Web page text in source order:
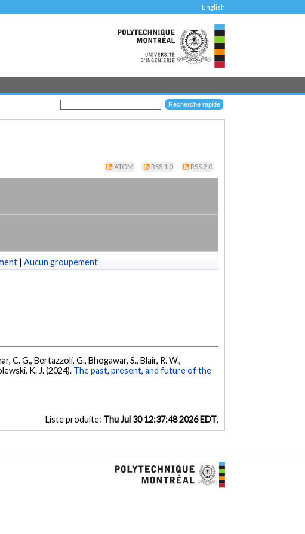
English
ATOM RSS 1.0 RSS 2.0
| Aucun groupement
C. G., Bertazzoli, G., Bhogawar, S., Blair, R. W.,
K. J. (2024). The past, present, and future of the
Liste produite: Thu Jul 30 12:37:48 2026 EDT.